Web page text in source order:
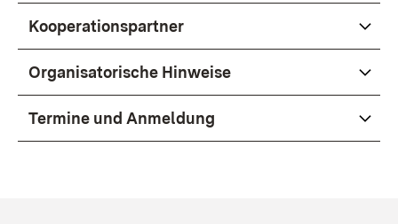
Kooperationspartner
Organisatorische Hinweise
Termine und Anmeldung